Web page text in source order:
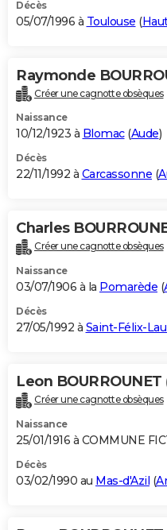
Décès
05/07/1996 à Toulouse (
Raymonde
Créer une cagnotte obsèques
Naissance
10/12/1923 à Blomac(Aude)
Décès
22/11/1992 à Carcassonne (
Charles
Créer une cagnotte obsèques
Naissance
03/07/1906 à la Pomarède (
Décès
27/05/1992 à Saint-Félix-
Leon BOURROUNET
Créer une cagnotte obsèques
Naissance
25/01/1916 à COMMUNE
Décès
03/02/1990 au Mas-d'Azil (